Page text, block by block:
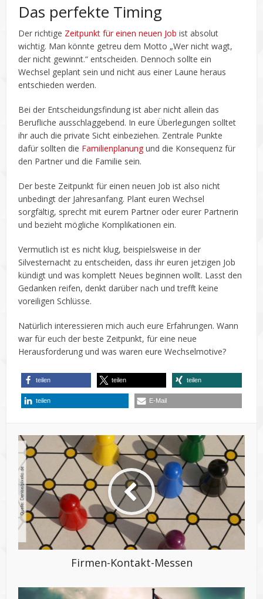
Das perfekte Timing
Der richtige Zeitpunkt für einen neuen Job ist absolut
wichtig. Man könnte getreu dem Motto „Wer nicht wagt,
der nicht gewinnt.“ entscheiden. Dennoch sollte ein
Wechsel geplant sein und nicht aus einer Laune heraus
entschieden werden.
Bei der Entscheidungsfindung ist aber nicht allein das
Berufliche ausschlaggebend. In eure Überlegungen solltet
ihr auch die private Sicht einbeziehen. Zentrale Punkte
dafür sollten die Familienplanungund die Konsequenz für
den Partner und die Familie sein.
Der beste Zeitpunkt für einen neuen Job ist also nicht
unbedingt der Jahresanfang. Plant euren Wechsel
sorgfältig, sprecht mit eurem Partner oder eurer Partnerin
und bezieht mögliche Komplikationen ein.
Vermutlich ist es nicht klug, beispielsweise in der
Silvesternacht zu entscheiden, dass ihr euren jetzigen Job
kündigt und was komplett Neues beginnen wollt. Lasst den
Gedanken reifen, denkt darüber nach und trefft keine
voreiligen Schlüsse.
Natürlich interessieren mich auch eure Erfahrungen. Wann
war für euch der beste Zeitpunkt, für eine neue
Herausforderung und was waren eure Wechselmotive?
teilen teilen teilen
teilen E-Mail
Firmen-Kontakt-Messen